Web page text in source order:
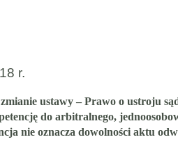
r.
ustawy – Prawo o ustroju
do arbitralnego,
nie oznacza dowolności aktu